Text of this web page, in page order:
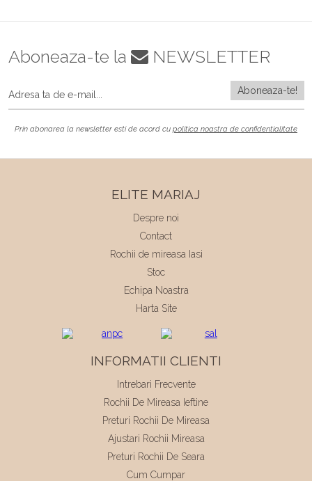
Aboneaza-te la NEWSLETTER
Prin abonarea la newsletter esti de acord cu politica noastra de confidentialitate
ELITE MARIAJ
Despre noi
Contact
Rochii de mireasa Iasi
Stoc
Echipa Noastra
Harta Site
INFORMATII CLIENTI
Intrebari Frecvente
Rochii De Mireasa Ieftine
Preturi Rochii De Mireasa
Ajustari Rochii Mireasa
Preturi Rochii De Seara
Cum Cumpar